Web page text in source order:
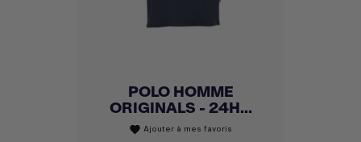
POLO HOMME
ORIGINALS - 24H...
favorite Ajouter à mes favoris